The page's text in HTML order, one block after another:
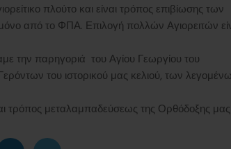
πλούτο και είναι τρόπος επιβίωσης των
από το ΦΠΑ. Επιλογή πολλών Αγιορειτών
την παρηγοριά του Αγίου Γεωργίου του
του ιστορικού μας κελιού, των
τρόπος μεταλαμπαδεύσεως της Ορθόδοξης μας